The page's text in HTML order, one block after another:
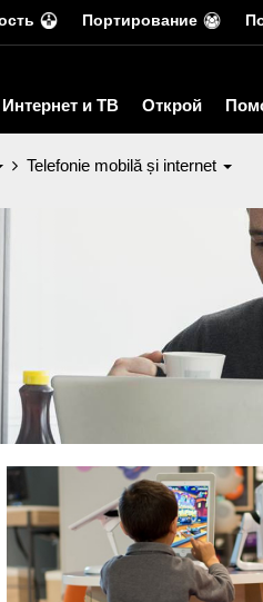
Портирование
Интернет и ТВ Открой
Telefonie mobilă și internet